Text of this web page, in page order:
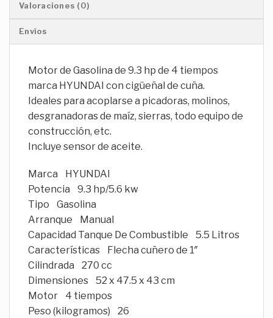
Valoraciones (0)
Envíos
Motor de Gasolina de 9.3 hp de 4 tiempos
marca HYUNDAI con cigüeñal de cuña.
Ideales para acoplarse a picadoras, molinos,
desgranadoras de maíz, sierras, todo equipo de
construcción, etc.
Incluye sensor de aceite.
Marca HYUNDAI
Potencia 9.3 hp/5.6 kw
Tipo Gasolina
Arranque Manual
Capacidad Tanque De Combustible 5.5 Litros
Características Flecha cuñero de 1″
Cilindrada 270 cc
Dimensiones 52 x 47.5 x 43 cm
Motor 4 tiempos
Peso (kilogramos) 26